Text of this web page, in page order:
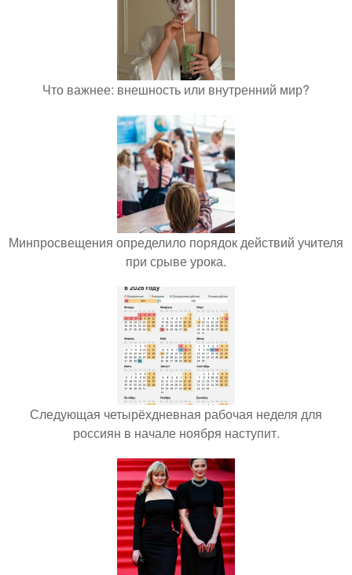
Что важнее: внешность или внутренний мир?
Минпросвещения определило порядок действий учителя
при срыве урока.
Следующая четырёхдневная рабочая неделя для
россиян в начале ноября наступит.